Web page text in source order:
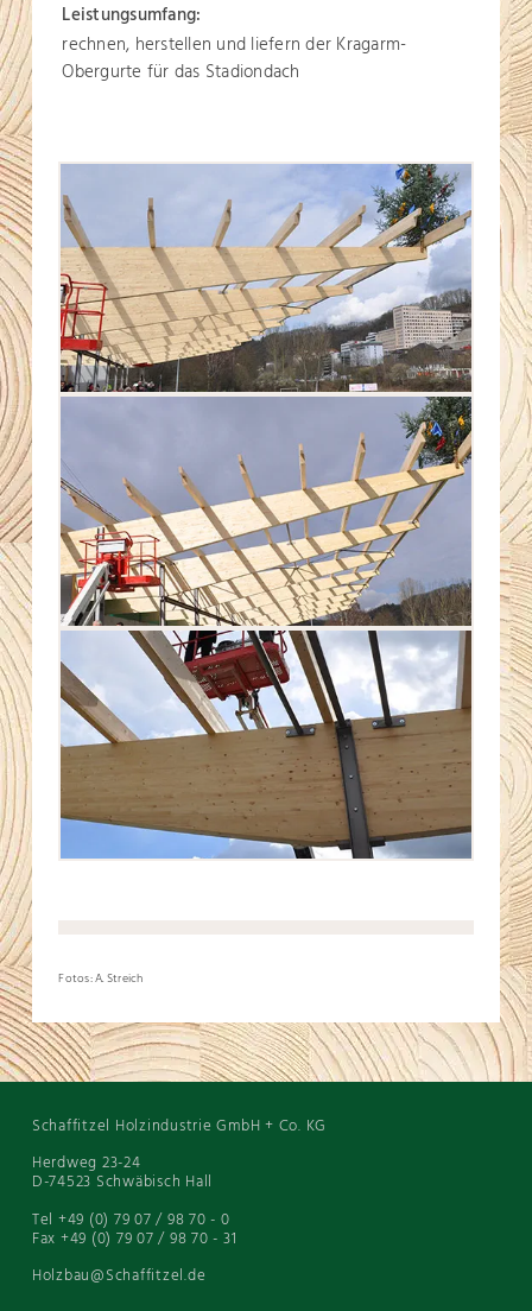
Leistungsumfang:
rechnen, herstellen und liefern der Kragarm-
Obergurte für das Stadiondach
Fotos: A. Streich
Schaffitzel Holzindustrie GmbH + Co. KG
Herdweg 23-24
D-74523 Schwäbisch Hall
Tel +49 (0) 79 07 / 98 70 - 0
Fax +49 (0) 79 07 / 98 70 - 31
Holzbau@Schaffitzel.de